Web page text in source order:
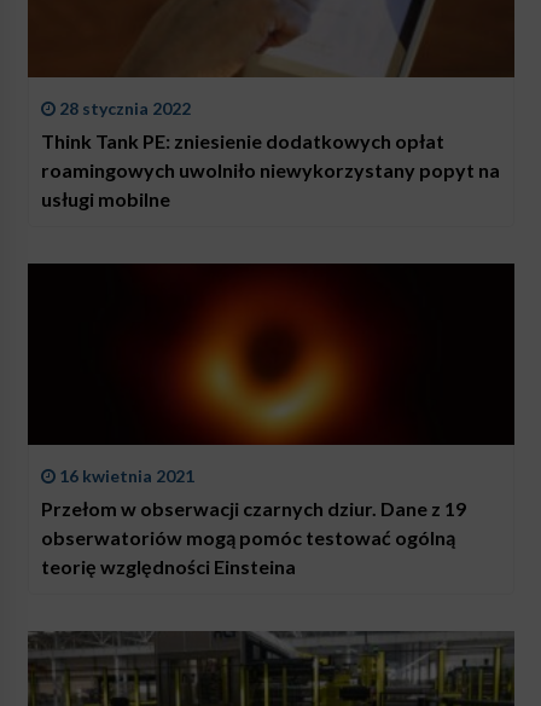
28 stycznia 2022
Think Tank PE: zniesienie dodatkowych opłat
roamingowych uwolniło niewykorzystany popyt na
usługi mobilne
16 kwietnia 2021
Przełom w obserwacji czarnych dziur. Dane z 19
obserwatoriów mogą pomóc testować ogólną
teorię względności Einsteina